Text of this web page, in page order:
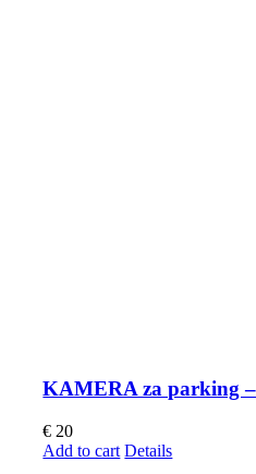
KAMERA za parking
€ 20
Add to cart Details